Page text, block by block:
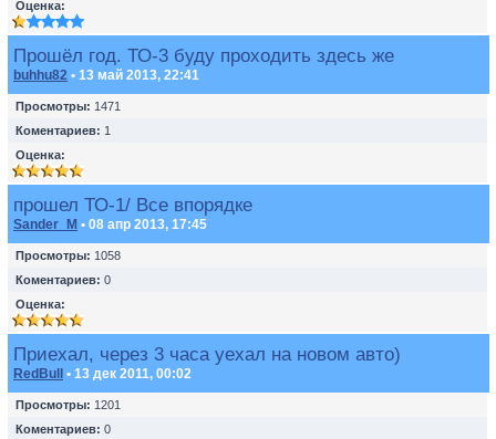
Оценка:
Прошёл год. ТО-3 буду проходить здесь же
buhhu82 • 13 май 2013, 22:41
Просмотры: 1471
Коментариев: 1
Оценка:
прошел ТО-1/ Все впорядке
Sander_M • 08 апр 2013, 17:45
Просмотры: 1058
Коментариев: 0
Оценка:
Приехал, через 3 часа уехал на новом авто)
RedBull • 13 дек 2011, 00:02
Просмотры: 1201
Коментариев: 0